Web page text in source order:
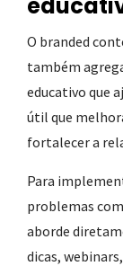
O branded
também
educativo que
útil que
fortalecer a
Para
problemas
aborde
dicas,